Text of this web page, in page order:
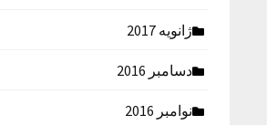
ژانویه 2017
دسامبر 2016
نوامبر 2016